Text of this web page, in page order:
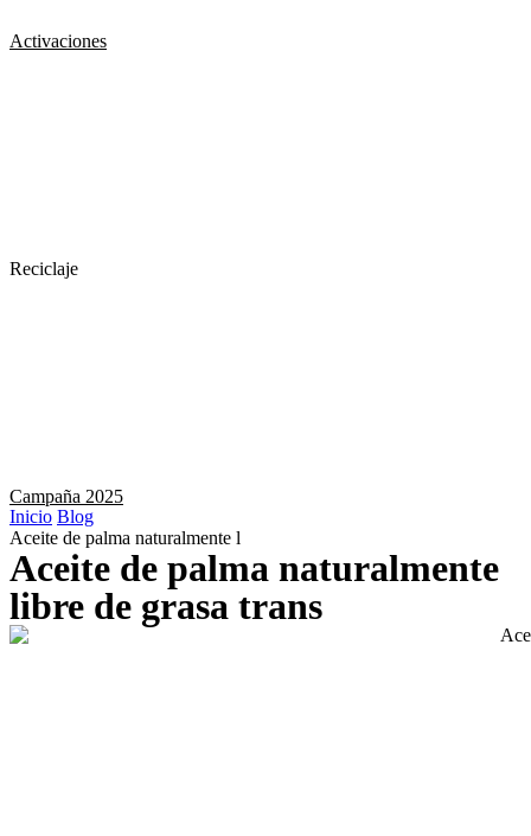
Activaciones
Reciclaje
Campaña 2025
Inicio Blog
Aceite de palma naturalmente l
Aceite de palma naturalmente
libre de grasa trans